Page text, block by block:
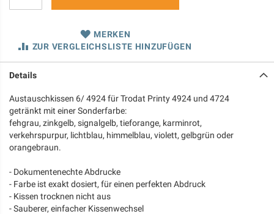
MERKEN
ZUR VERGLEICHSLISTE HINZUFÜGEN
Details
Austauschkissen 6/ 4924 für Trodat Printy 4924 und 4724
getränkt mit einer Sonderfarbe:
fehgrau, zinkgelb, signalgelb, tieforange, karminrot,
verkehrspurpur, lichtblau, himmelblau, violett, gelbgrün oder
orangebraun.
- Dokumentenechte Abdrucke
- Farbe ist exakt dosiert, für einen perfekten Abdruck
- Kissen trocknen nicht aus
- Sauberer, einfacher Kissenwechsel